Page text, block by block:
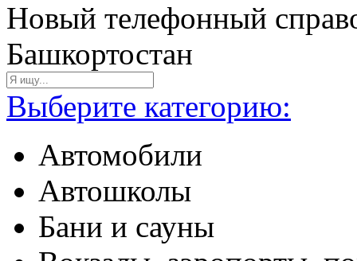
Новый телефонный
Башкортостан
Выберите категорию:
Автомобили
Автошколы
Бани и сауны